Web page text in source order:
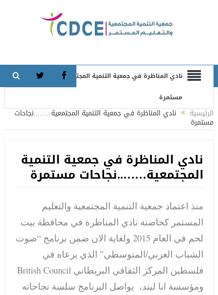
نادي المناظرة في جمعية التنمية المجتمعية……..نجاحات
مستمرة
الرئيسية نادي المناظرة في جمعية التنمية المجتمعية……..نجاحات
مستمرة
نادي المناظرة في جمعية التنمية
المجتمعية……..نجاحات مستمرة
منذ اعتماد جمعية التنمية المجتمعية والتعليم
المستمر كحاضنة نادي المناظرة في محافظة بيت
لحم في العام 2015 ولغاية الان ضمن برنامج “صوت
الشباب العربي/المتوسطي” الذي يرعاه في
فلسطين المركز الثقافي البريطاني British Council
ومؤسسة انا ليند، يواصل البرنامج سلسة نجاحاته